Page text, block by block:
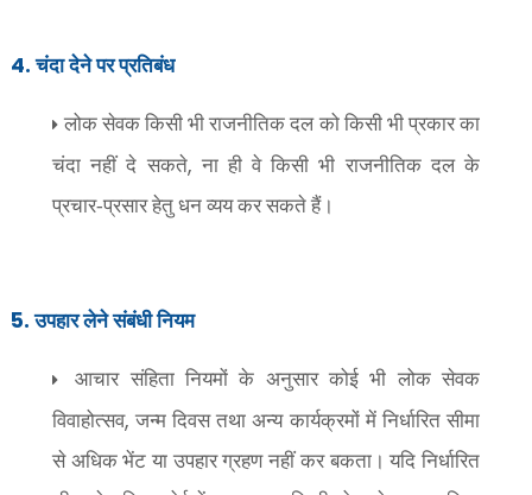
4.चंदा देने पर प्रतिबंध
लोक सेवक किसी भी राजनीतिक दल को किसी भी प्रकार का
चंदा नहीं दे सकते, ना ही वे किसी भी राजनीतिक दल के
प्रचार-प्रसार हेतु धन व्यय कर सकते हैं।
5.उपहार लेने संबंधी नियम
आचार संहिता नियमों के अनुसार कोई भी लोक सेवक
विवाहोत्सव,जन्म दिवस तथा अन्य कार्यक्रमों में निर्धारित सीमा
से अधिक भेंट या उपहार ग्रहण नहीं कर बकता। यदि निर्धारित